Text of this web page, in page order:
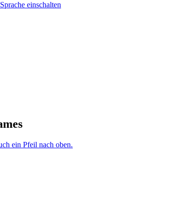
einschalten